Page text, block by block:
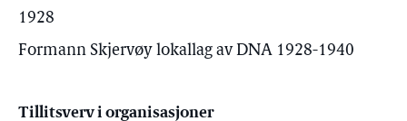
1928
Formann Skjervøy lokallag av DNA 1928-1940
Tillitsverv i organisasjoner